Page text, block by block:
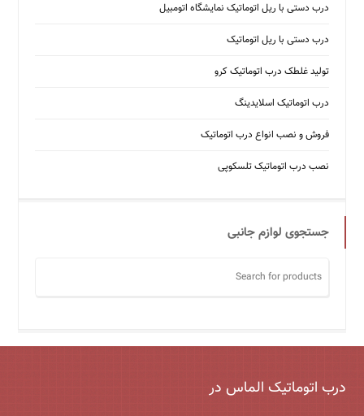
درب دستی با ریل اتوماتیک نمایشگاه اتومبیل
درب دستی با ریل اتوماتیک
تولید غلطک درب اتوماتیک کرو
درب اتوماتیک اسلایدینگ
فروش و نصب انواع درب اتوماتیک
نصب درب اتوماتیک تلسکوپی
جستجوی لوازم جانبی
درب اتوماتیک الماس در